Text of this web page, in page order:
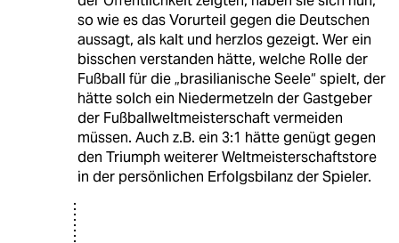
so wie es das Vorurteil gegen die Deutschen
aussagt, als kalt und herzlos gezeigt. Wer ein
bisschen verstanden hätte, welche Rolle der
Fußball für die „brasilianische Seele“ spielt, der
hätte solch ein Niedermetzeln der Gastgeber
der Fußballweltmeisterschaft vermeiden
müssen. Auch z.B. ein 3:1 hätte genügt gegen
den Triumph weiterer Weltmeisterschaftstore
in der persönlichen Erfolgsbilanz der Spieler.